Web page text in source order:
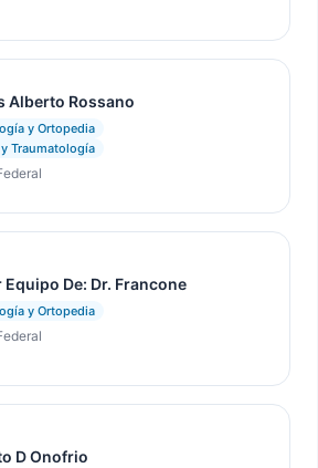
Alberto Rossano
y Ortopedia
Traumatología
Equipo De: Dr. Francone
y Ortopedia
D Onofrio